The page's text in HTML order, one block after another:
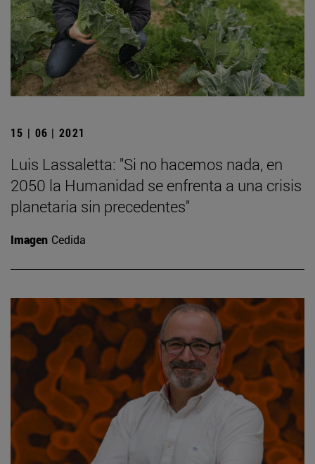
15 | 06 | 2021
Luis Lassaletta: "Si no hacemos nada, en
2050 la Humanidad se enfrenta a una crisis
planetaria sin precedentes"
Imagen Cedida